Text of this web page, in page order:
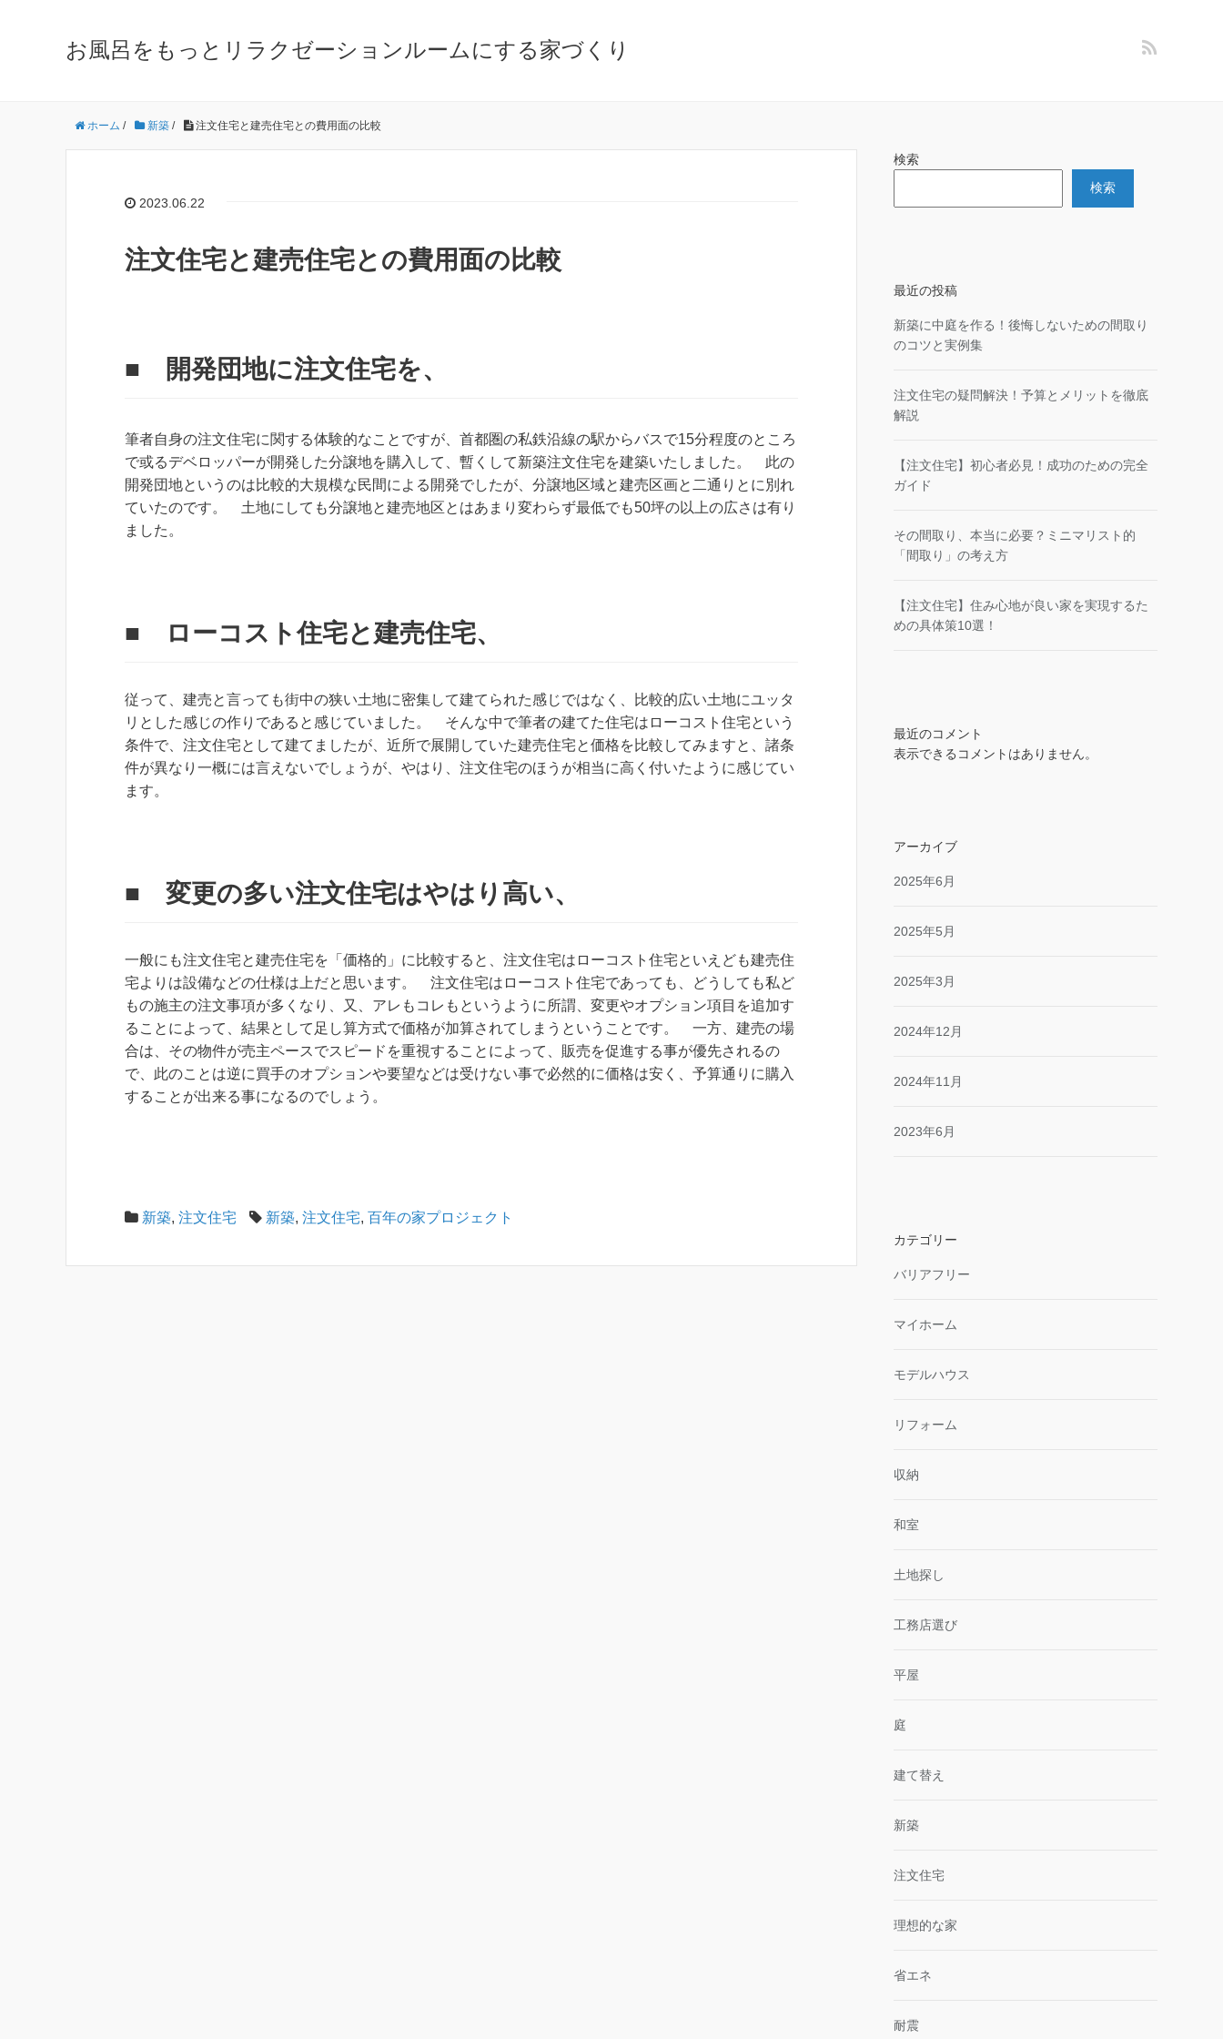
お風呂をもっとリラクゼーションルームにする家づくり
ホーム / 新築 / 注文住宅と建売住宅との費用面の比較
2023.06.22
注文住宅と建売住宅との費用面の比較
■ 開発団地に注文住宅を、
筆者自身の注文住宅に関する体験的なことですが、首都圏の私鉄沿線の駅からバスで15分程度のところ
で或るデベロッパーが開発した分譲地を購入して、暫くして新築注文住宅を建築いたしました。 此の
開発団地というのは比較的大規模な民間による開発でしたが、分譲地区域と建売区画と二通りとに別れ
ていたのです。 土地にしても分譲地と建売地区とはあまり変わらず最低でも50坪の以上の広さは有り
ました。
■ ローコスト住宅と建売住宅、
従って、建売と言っても街中の狭い土地に密集して建てられた感じではなく、比較的広い土地にユッタ
リとした感じの作りであると感じていました。 そんな中で筆者の建てた住宅はローコスト住宅という
条件で、注文住宅として建てましたが、近所で展開していた建売住宅と価格を比較してみますと、諸条
件が異なり一概には言えないでしょうが、やはり、注文住宅のほうが相当に高く付いたように感じてい
ます。
■ 変更の多い注文住宅はやはり高い、
一般にも注文住宅と建売住宅を「価格的」に比較すると、注文住宅はローコスト住宅といえども建売住
宅よりは設備などの仕様は上だと思います。 注文住宅はローコスト住宅であっても、どうしても私ど
もの施主の注文事項が多くなり、又、アレもコレもというように所謂、変更やオプション項目を追加す
ることによって、結果として足し算方式で価格が加算されてしまうということです。 一方、建売の場
合は、その物件が売主ペースでスピードを重視することによって、販売を促進する事が優先されるの
で、此のことは逆に買手のオプションや要望などは受けない事で必然的に価格は安く、予算通りに購入
することが出来る事になるのでしょう。
新築, 注文住宅 新築, 注文住宅, 百年の家プロジェクト
検索
検索
最近の投稿
新築に中庭を作る！後悔しないための間取り
のコツと実例集
注文住宅の疑問解決！予算とメリットを徹底
解説
【注文住宅】初心者必見！成功のための完全
ガイド
その間取り、本当に必要？ミニマリスト的
「間取り」の考え方
【注文住宅】住み心地が良い家を実現するた
めの具体策10選！
最近のコメント
表示できるコメントはありません。
アーカイブ
2025年6月
2025年5月
2025年3月
2024年12月
2024年11月
2023年6月
カテゴリー
バリアフリー
マイホーム
モデルハウス
リフォーム
収納
和室
土地探し
工務店選び
平屋
庭
建て替え
新築
注文住宅
理想的な家
省エネ
耐震